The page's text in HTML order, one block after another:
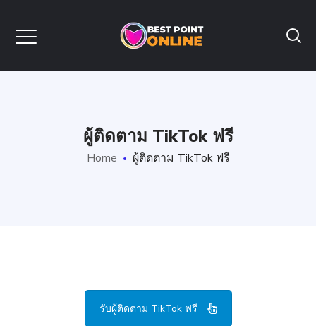
ผู้ติดตาม TikTok ฟรี
Home ผู้ติดตาม TikTok ฟรี
รับผู้ติดตาม TikTok ฟรี